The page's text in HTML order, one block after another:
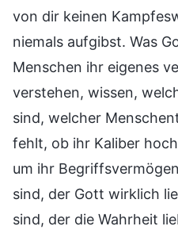
von dir keinen
niemals aufgibst. Was
Menschen ihr eigenes
verstehen, wissen,
sind, welcher
fehlt, ob ihr Kaliber
um ihr
sind, der Gott wirklich
sind, der die Wahrheit